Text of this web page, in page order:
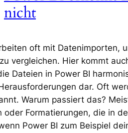
nicht
oft mit Datenimporten,
vergleichen. Hier kommt
Dateien in Power BI
dar. Oft
Warum passiert das?
oder Formatierungen, die in
Power BI zum Beispiel